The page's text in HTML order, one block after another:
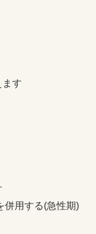
ます
併用する(急性期)